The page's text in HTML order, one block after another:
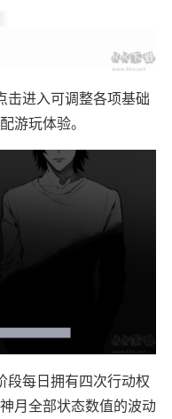
击进入可调整各项基础
游玩体验。
段每日拥有四次行动权
月全部状态数值的波动